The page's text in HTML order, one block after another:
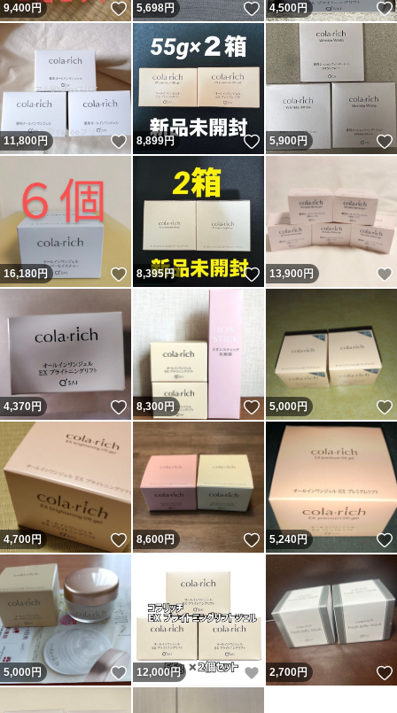
9,400円 いいね！
5,698円 いいね！
4,500円
11,800円 いいね！
8,899円 いいね！
5,900円
16,180円 いいね！
8,395円 いいね！
13,900円
4,370円 いいね！
8,300円 いいね！
5,000円
4,700円 いいね！
8,600円 いいね！
5,240円
5,000円 いいね！
12,000円 いいね！
2,700円